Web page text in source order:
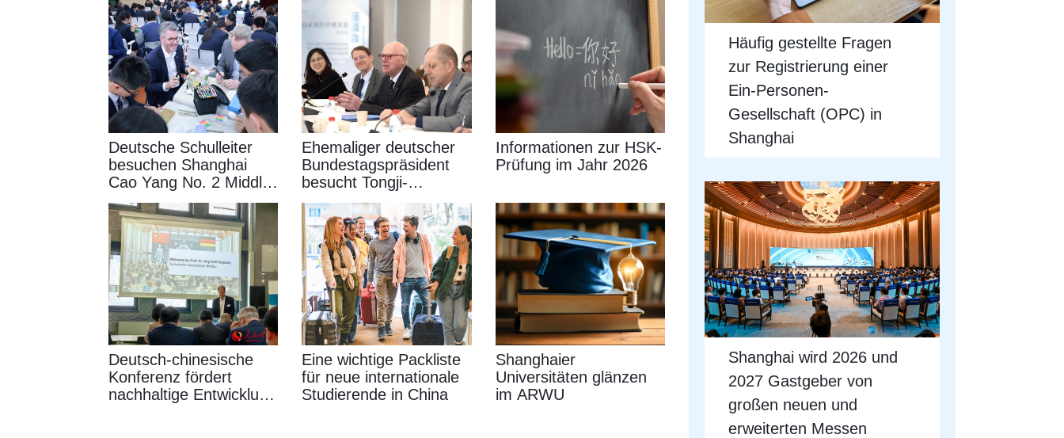
Hochschulabsolventen
Deutsche Schulleiter
besuchen Shanghai
Cao Yang No. 2 Middle
School
Ehemaliger deutscher
Bundestagspräsident
besucht Tongji-
Universität
Informationen zur HSK-
Prüfung im Jahr 2026
Deutsch-chinesische
Konferenz fördert
nachhaltige Entwicklung
Eine wichtige Packliste
für neue internationale
Studierende in China
Shanghaier
Universitäten glänzen
im ARWU
Häufig gestellte Fragen
zur Registrierung einer
Ein-Personen-
Gesellschaft (OPC) in
Shanghai
Shanghai wird 2026 und
2027 Gastgeber von
großen neuen und
erweiterten Messen